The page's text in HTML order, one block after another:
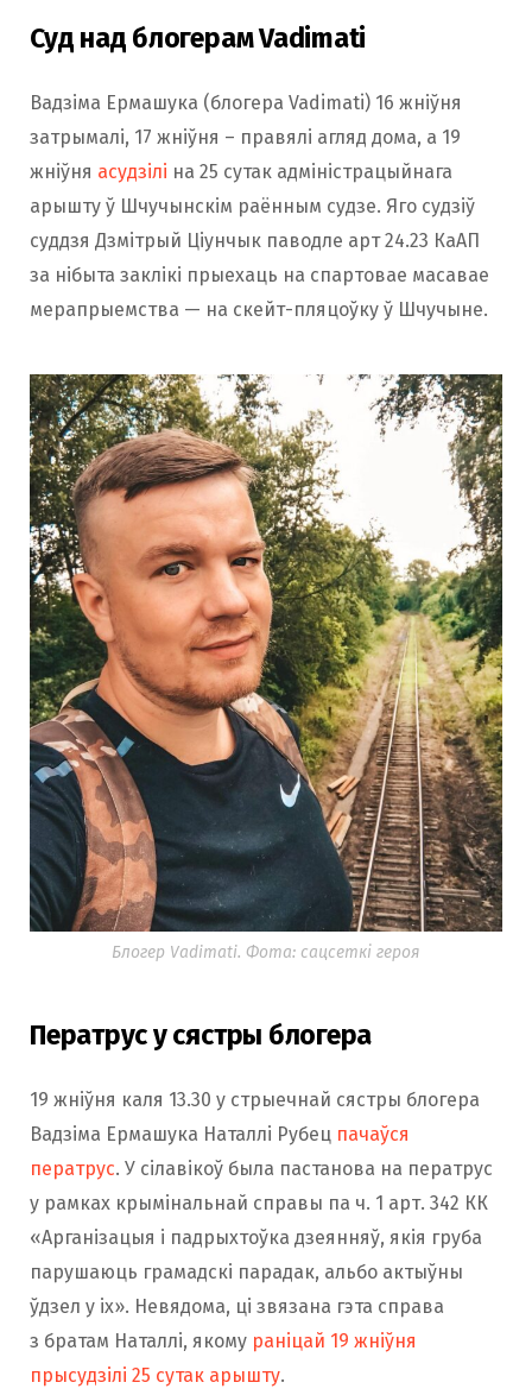
Суд над блогерам Vadimati
Вадзіма Ермашука (блогера Vadimati) 16 жніўня
затрымалі, 17 жніўня – правялі агляд дома, а 19
жніўня асудзілі на 25 сутак адміністрацыйнага
арышту ў Шчучынскім раённым судзе. Яго судзіў
суддзя Дзмітрый Ціунчык паводле арт 24.23 КаАП
за нібыта заклікі прыехаць на спартовае масавае
мерапрыемства — на скейт-пляцоўку ў Шчучыне.
Блогер Vadimati. Фота: сацсеткі героя
Ператрус у сястры блогера
19 жніўня каля 13.30 у стрыечнай сястры блогера
Вадзіма Ермашука Наталлі Рубец пачаўся
ператрус. У сілавікоў была пастанова на ператрус
у рамках крымінальнай справы па ч. 1 арт. 342 КК
«Арганізацыя і падрыхтоўка дзеянняў, якія груба
парушаюць грамадскі парадак, альбо актыўны
ўдзел у іх». Невядома, ці звязана гэта справа
з братам Наталлі, якому раніцай 19 жніўня
прысудзілі 25 сутак арышту.